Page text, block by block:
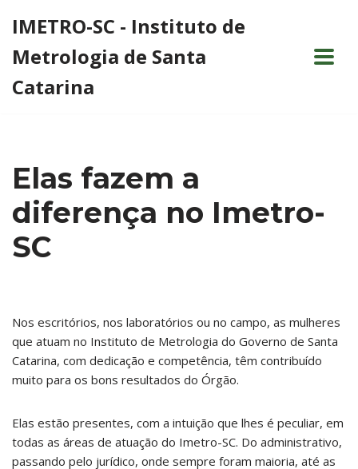
para
o
IMETRO-SC - Instituto de
Metrologia de Santa
Catarina
Elas fazem a
diferença no Imetro-
SC
Nos escritórios, nos laboratórios ou no campo, as mulheres
que atuam no Instituto de Metrologia do Governo de Santa
Catarina, com dedicação e competência, têm contribuído
muito para os bons resultados do Órgão.
Elas estão presentes, com a intuição que lhes é peculiar, em
todas as áreas de atuação do Imetro-SC. Do administrativo,
passando pelo jurídico, onde sempre foram maioria, até as